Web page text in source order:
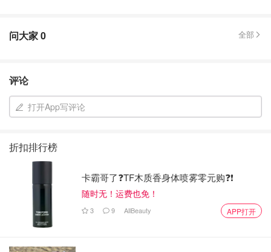
问大家0 全部
评论
打开App写评论
折扣排行榜
卡霸哥了❓TF木质香身体喷雾零元购❓❗
随时无！运费也免！
3 9 AllBeauty APP打开